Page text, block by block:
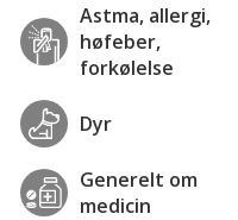
Astma, allergi,
høfeber,
forkølelse
Dyr
Generelt om
medicin